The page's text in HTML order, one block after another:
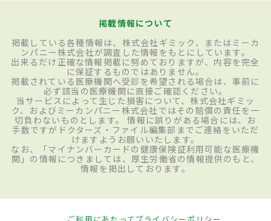
掲載情報について
掲載している各種情報は、株式会社ギミック、またはミーカ
ンパニー株式会社が調査した情報をもとにしています。
出来るだけ正確な情報掲載に努めておりますが、内容を完全
に保証するものではありません。
掲載されている医療機関へ受診を希望される場合は、事前に
必ず該当の医療機関に直接ご確認ください。
当サービスによって生じた損害について、株式会社ギミッ
ク、およびミーカンパニー株式会社ではその賠償の責任を一
切負わないものとします。 情報に誤りがある場合には、お
手数ですがドクターズ・ファイル編集部までご連絡をいただ
けますようお願いいたします。
なお、「マイナンバーカードの健康保険証利用可能な医療機
関」の情報につきましては、厚生労働省の情報提供のもと、
情報を掲出しております。